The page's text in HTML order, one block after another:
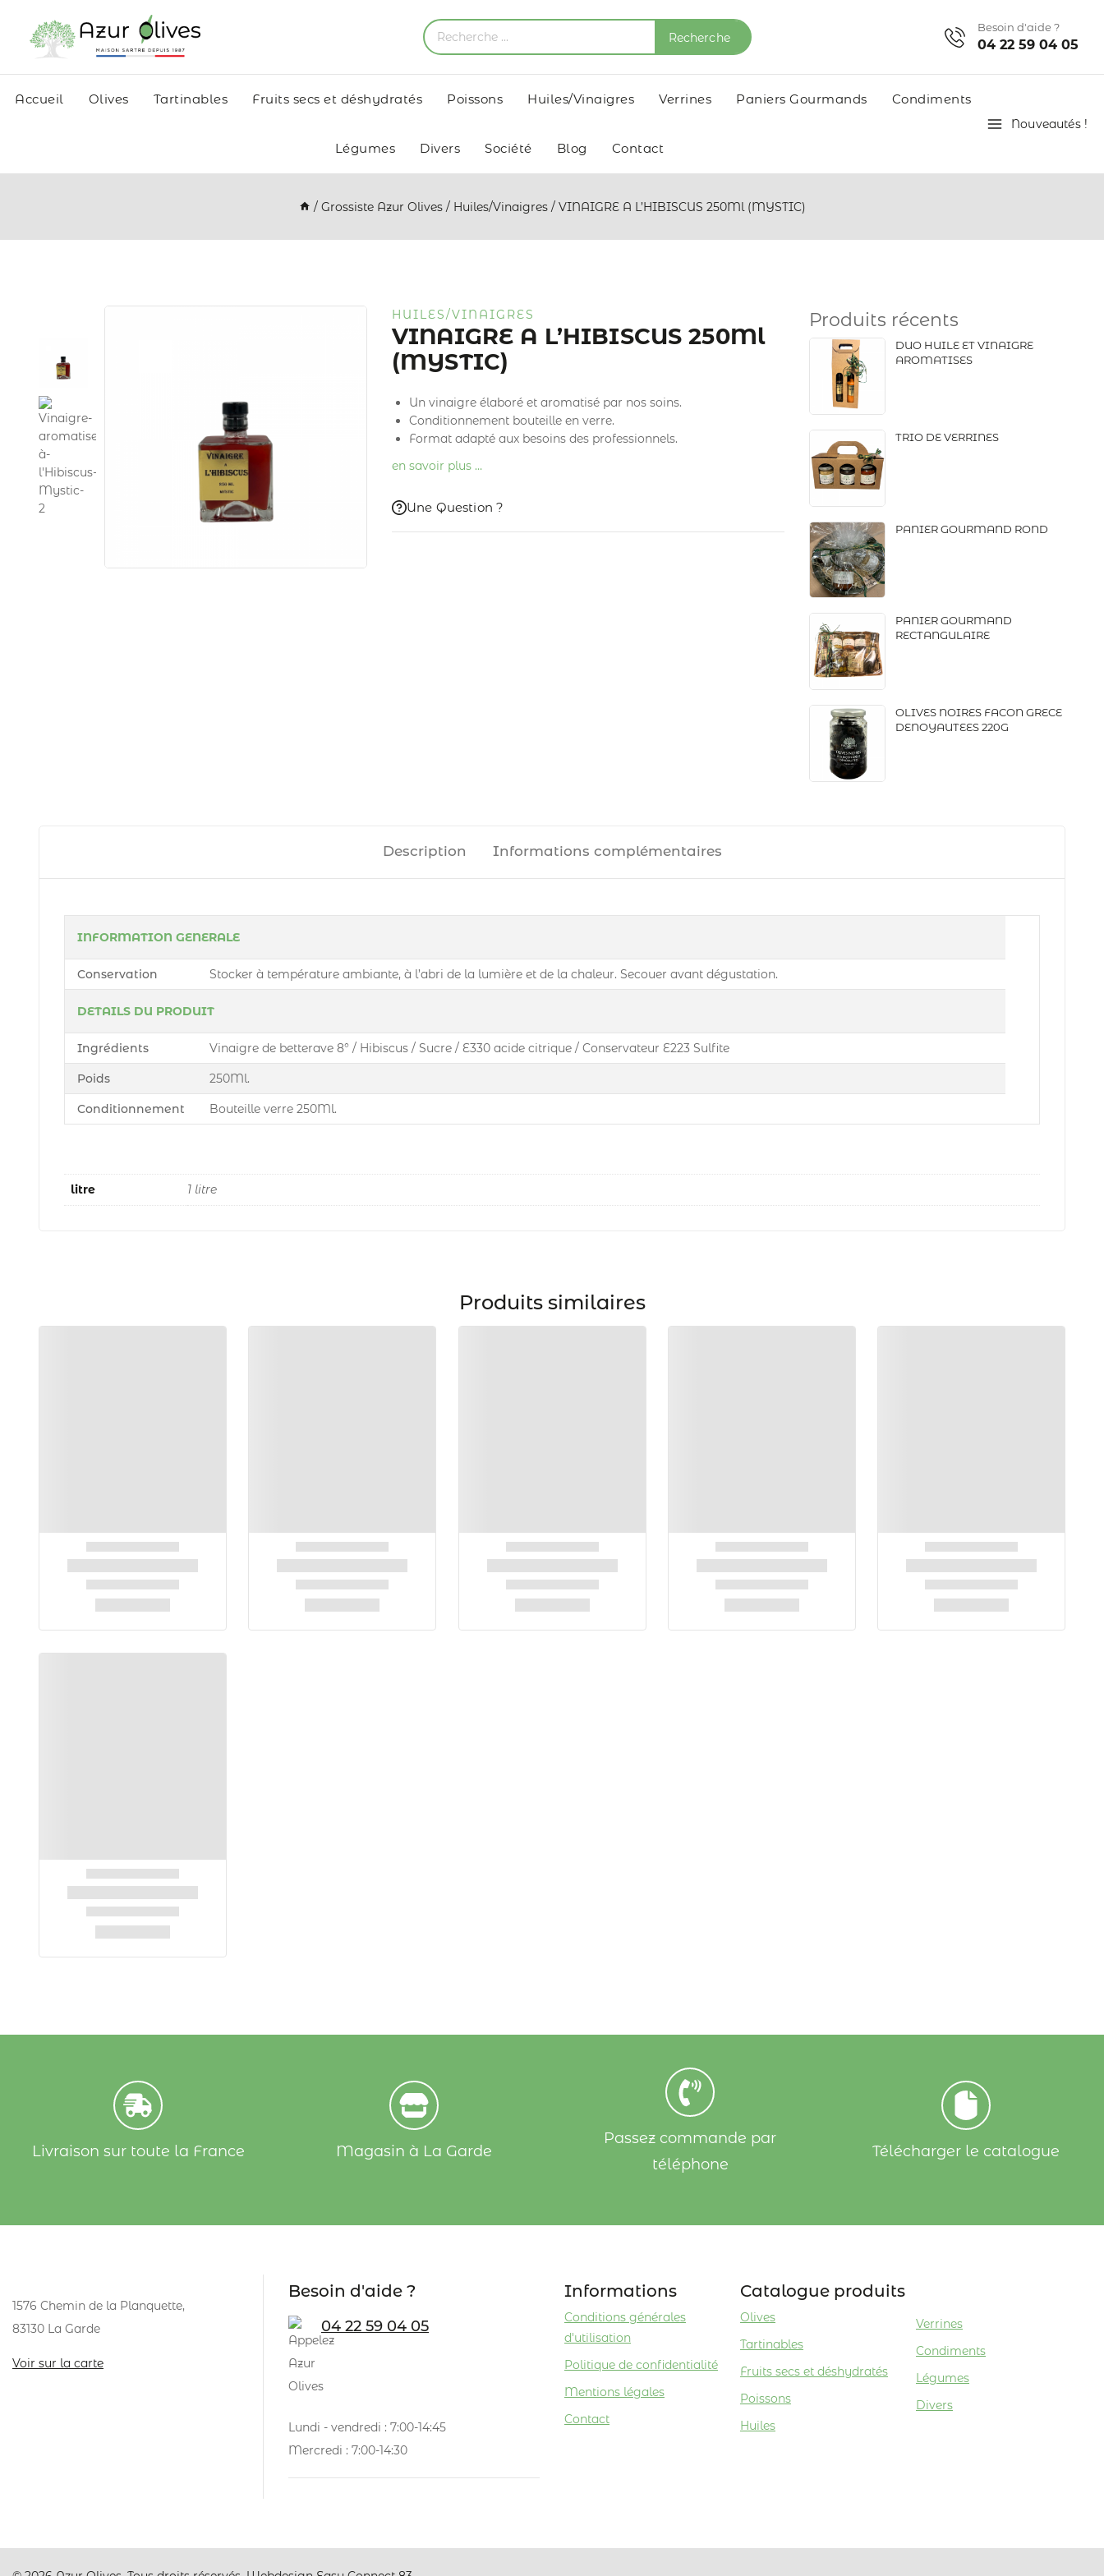
Recherche
Besoin d'aide ?
04 22 59 04 05
Accueil Olives Tartinables Fruits secs et déshydratés Poissons Huiles/Vinaigres Verrines Paniers Gourmands Condiments
Légumes Divers Société Blog Contact
Nouveautés !
/ Grossiste Azur Olives / Huiles/Vinaigres / VINAIGRE A L’HIBISCUS 250Ml (MYSTIC)
Produits récents
DUO HUILE ET VINAIGRE
AROMATISES
TRIO DE VERRINES
PANIER GOURMAND ROND
PANIER GOURMAND
RECTANGULAIRE
OLIVES NOIRES FACON GRECE
DENOYAUTEES 220G
HUILES/VINAIGRES
VINAIGRE A L’HIBISCUS 250Ml
(MYSTIC)
Un vinaigre élaboré et aromatisé par nos soins.
Conditionnement bouteille en verre.
Format adapté aux besoins des professionnels.
en savoir plus …
Une Question ?
Description Informations complémentaires
INFORMATION GENERALE
Conservation Stocker à température ambiante, à l’abri de la lumière et de la chaleur. Secouer avant dégustation.
DETAILS DU PRODUIT
Ingrédients Vinaigre de betterave 8° / Hibiscus / Sucre / E330 acide citrique / Conservateur E223 Sulfite
Poids 250Ml.
Conditionnement Bouteille verre 250Ml.
litre 1 litre
Produits similaires
Livraison sur toute la France Magasin à La Garde
Passez commande par
téléphone
Télécharger le catalogue
1576 Chemin de la Planquette,
83130 La Garde
Voir sur la carte
Besoin d'aide ?
04 22 59 04 05
Lundi - vendredi : 7:00-14:45
Mercredi : 7:00-14:30
Informations
Conditions générales
d'utilisation
Politique de confidentialité
Mentions légales
Contact
Catalogue produits
Olives
Tartinables
Fruits secs et déshydratés
Poissons
Huiles
Verrines
Condiments
Légumes
Divers